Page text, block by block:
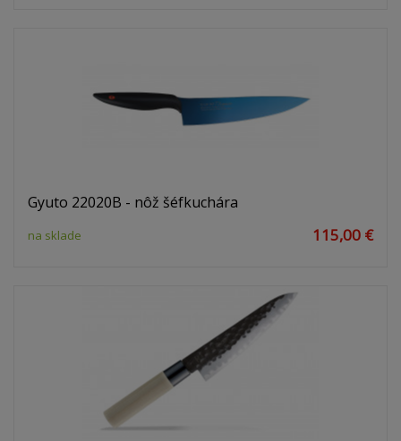
Gyuto 22020B - nôž šéfkuchára
na sklade 115,00 €